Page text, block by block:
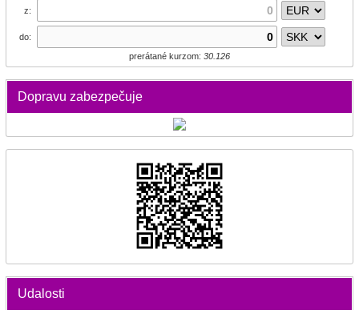
z:
do:
prerátané kurzom: 30.126
Dopravu zabezpečuje
Udalosti